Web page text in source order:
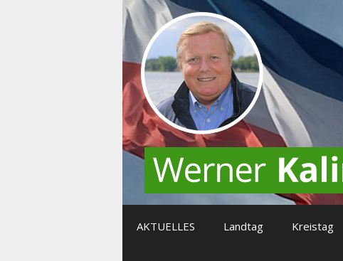
AKTUELLES Landtag Kreistag